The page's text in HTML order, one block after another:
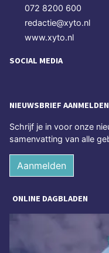
072 8200 600
redactie@xyto.nl
www.xyto.nl
SOCIAL MEDIA
NIEUWSBRIEF AANMELDEN
Schrijf je in voor onze
samenvatting van alle
Aanmelden
ONLINE DAGBLADEN